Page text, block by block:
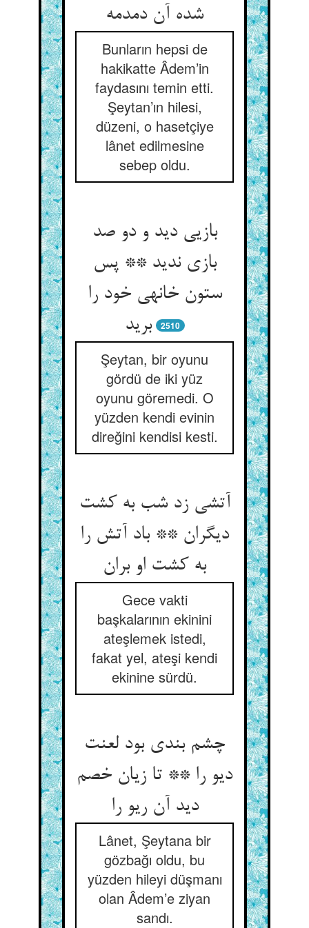
شده آن دمدمه‏
Bunların hepsi de
hakikatte Âdem’in
faydasını temin etti.
Şeytan’ın hilesi,
düzeni, o hasetçiye
lânet edilmesine
sebep oldu.
بازیی دید و دو صد
بازی ندید ** پس
ستون خانه‏ی خود را
برید
2510
Şeytan, bir oyunu
gördü de iki yüz
oyunu göremedi. O
yüzden kendi evinin
direğini kendisi kesti.
آتشی زد شب به کشت
دیگران ** باد آتش را
به کشت او بران‏
Gece vakti
başkalarının ekinini
ateşlemek istedi,
fakat yel, ateşi kendi
ekinine sürdü.
چشم بندی بود لعنت
دیو را ** تا زیان خصم
دید آن ریو را
Lânet, Şeytana bir
gözbağı oldu, bu
yüzden hileyi düşmanı
olan Âdem’e ziyan
sandı.